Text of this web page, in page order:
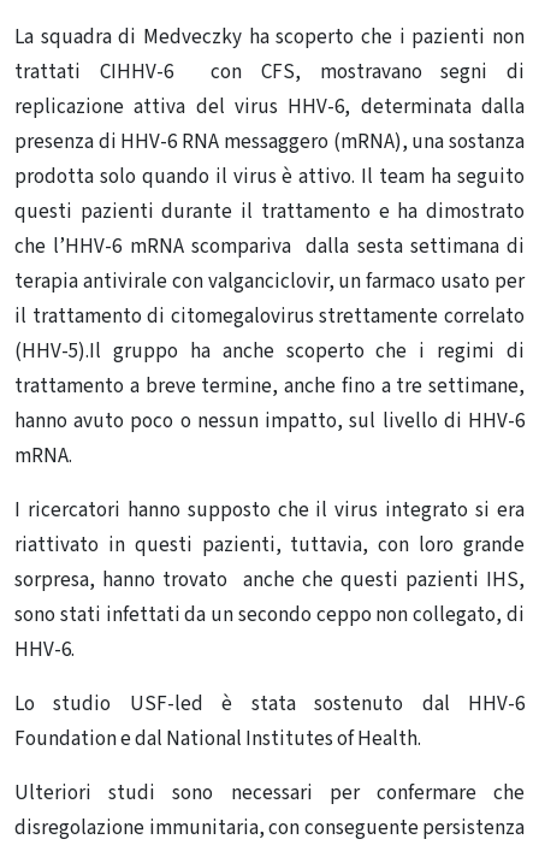
La squadra di Medveczky ha scoperto che i pazienti non
trattati CIHHV-6 con CFS, mostravano segni di
replicazione attiva del virus HHV-6, determinata dalla
presenza di HHV-6 RNA messaggero (mRNA), una sostanza
prodotta solo quando il virus è attivo. Il team ha seguito
questi pazienti durante il trattamento e ha dimostrato
che l’HHV-6 mRNA scompariva dalla sesta settimana di
terapia antivirale con valganciclovir, un farmaco usato per
il trattamento di citomegalovirus strettamente correlato
(HHV-5).Il gruppo ha anche scoperto che i regimi di
trattamento a breve termine, anche fino a tre settimane,
hanno avuto poco o nessun impatto, sul livello di HHV-6
mRNA.
I ricercatori hanno supposto che il virus integrato si era
riattivato in questi pazienti, tuttavia, con loro grande
sorpresa, hanno trovato anche che questi pazienti IHS,
sono stati infettati da un secondo ceppo non collegato, di
HHV-6.
Lo studio USF-led è stata sostenuto dal HHV-6
Foundation e dal National Institutes of Health.
Ulteriori studi sono necessari per confermare che
disregolazione immunitaria, con conseguente persistenza